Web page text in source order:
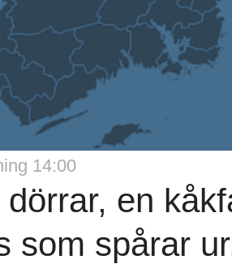
14:00
dörrar, en
som spårar